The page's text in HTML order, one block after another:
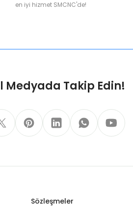
en iyi hizmet SMCNC'de!
Medyada Takip Edin!
Sözleşmeler